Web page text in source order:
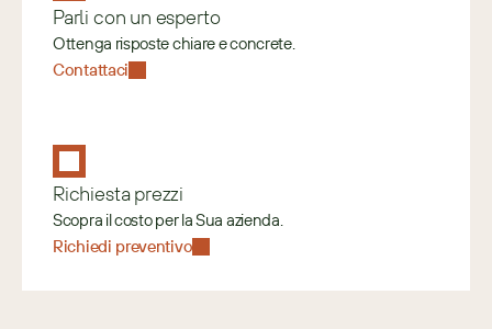
Parli con un esperto
Ottenga risposte chiare e concrete.
Contattaci
Richiesta prezzi
Scopra il costo per la Sua azienda.
Richiedi preventivo